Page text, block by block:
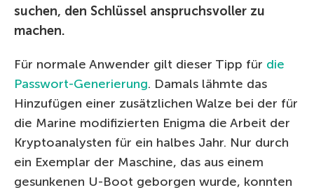
suchen, den Schlüssel anspruchsvoller zu
machen.
Für normale Anwender gilt dieser Tipp für die
Passwort-Generierung. Damals lähmte das
Hinzufügen einer zusätzlichen Walze bei der für
die Marine modifizierten Enigma die Arbeit der
Kryptoanalysten für ein halbes Jahr. Nur durch
ein Exemplar der Maschine, das aus einem
gesunkenen U-Boot geborgen wurde, konnten